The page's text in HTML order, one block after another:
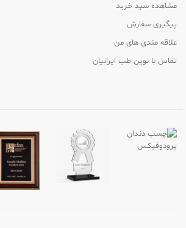
مشاهده سبد خرید
پیگیری سفارش
علاقه مندی های من
تماس با نوین طب ایرانیان